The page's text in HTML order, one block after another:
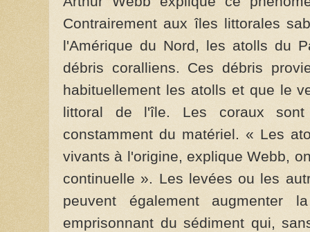
Contrairement aux îles littorales
l'Amérique du Nord, les atolls du
débris coralliens. Ces débris
habituellement les atolls et que le
littoral de l'île. Les coraux
constamment du matériel. « Les
vivants à l'origine, explique Webb,
continuelle ». Les levées ou les
peuvent également
emprisonnant du sédiment qui,